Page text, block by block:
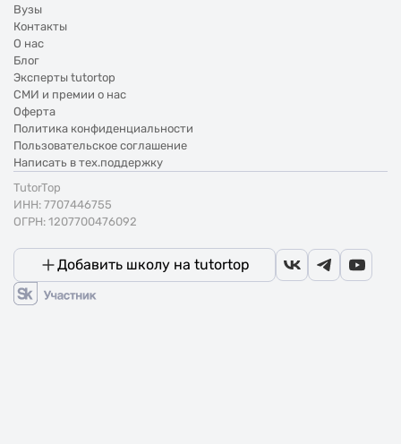
Вузы
Контакты
О нас
Блог
Эксперты tutortop
СМИ и премии о нас
Оферта
Политика конфиденциальности
Пользовательское соглашение
Написать в тех.поддержку
TutorTop
ИНН: 7707446755
ОГРН: 1207700476092
Добавить школу на tutortop